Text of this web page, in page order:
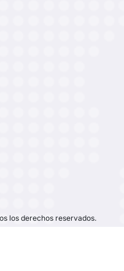
los derechos reservados.